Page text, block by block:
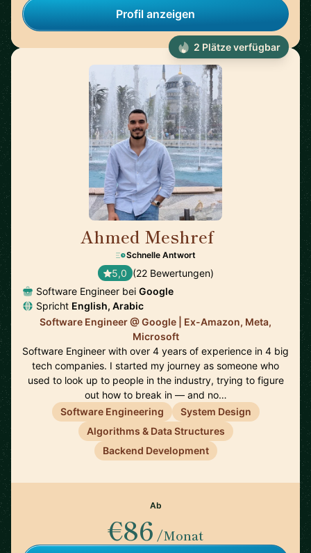
Profil anzeigen
Ahmed Meshref
Schnelle Antwort
5,0 (22 Bewertungen)
Software Engineer bei Google
Spricht English, Arabic
Software Engineer @ Google | Ex-Amazon, Meta,
Microsoft
Software Engineer with over 4 years of experience in 4 big
tech companies. I started my journey as someone who
used to look up to people in the industry, trying to figure
out how to break in — and no…
Software Engineering
System Design
Algorithms & Data Structures
Backend Development
Ab
€86 /Monat
2 Plätze verfügbar